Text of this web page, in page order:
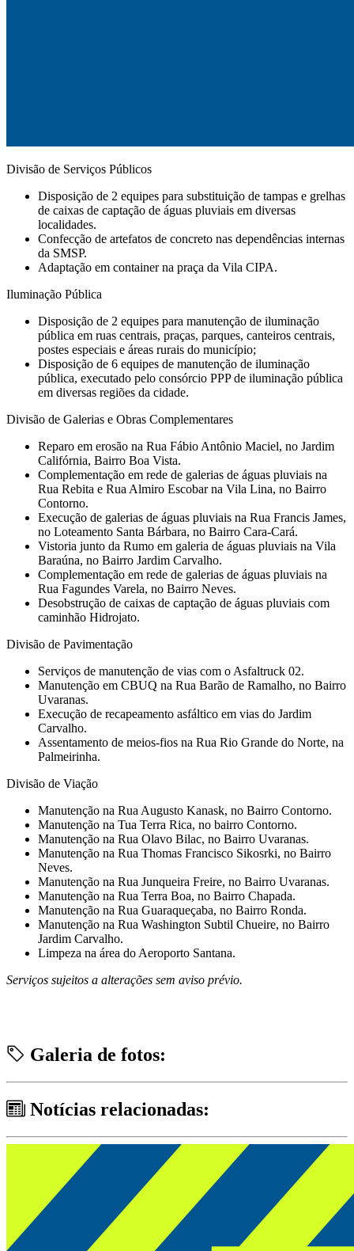
Divisão de Serviços Públicos
Disposição de 2 equipes para substituição de tampas e grelhas
de caixas de captação de águas pluviais em diversas
localidades.
Confecção de artefatos de concreto nas dependências internas
da SMSP.
⁠Adaptação em container na praça da Vila CIPA.
Iluminação Pública
Disposição de 2 equipes para manutenção de iluminação
pública em ruas centrais, praças, parques, canteiros centrais,
postes especiais e áreas rurais do município;
Disposição de 6 equipes de manutenção de iluminação
pública, executado pelo consórcio PPP de iluminação pública
em diversas regiões da cidade.
Divisão de Galerias e Obras Complementares
Reparo em erosão na Rua Fábio Antônio Maciel, no Jardim
Califórnia, Bairro Boa Vista.
⁠Complementação em rede de galerias de águas pluviais na
Rua Rebita e Rua Almiro Escobar na Vila Lina, no Bairro
Contorno.
Execução de galerias de águas pluviais na Rua Francis James,
no Loteamento Santa Bárbara, no Bairro Cara-Cará.⁠
Vistoria junto da Rumo em galeria de águas pluviais na Vila
Baraúna, no Bairro Jardim Carvalho.
Complementação em rede de galerias de águas pluviais na
Rua Fagundes Varela, no Bairro Neves.
Desobstrução de caixas de captação de águas pluviais com
caminhão Hidrojato.
Divisão de Pavimentação
Serviços de manutenção de vias com o Asfaltruck 02.
Manutenção em CBUQ na Rua Barão de Ramalho, no Bairro
Uvaranas.
Execução de recapeamento asfáltico em vias do Jardim
Carvalho.
Assentamento de meios-fios na Rua Rio Grande do Norte, na
Palmeirinha.
Divisão de Viação
Manutenção na Rua Augusto Kanask, no Bairro Contorno.
⁠Manutenção na Tua Terra Rica, no bairro Contorno.
Manutenção na Rua Olavo Bilac, no Bairro Uvaranas.
Manutenção na Rua Thomas Francisco Sikosrki, no Bairro
Neves.
⁠Manutenção na Rua Junqueira Freire, no Bairro Uvaranas.
⁠Manutenção na Rua Terra Boa, no Bairro Chapada.
⁠Manutenção na Rua Guaraqueçaba, no Bairro Ronda.
⁠Manutenção na Rua Washington Subtil Chueire, no Bairro
Jardim Carvalho.
Limpeza na área do Aeroporto Santana.
Serviços sujeitos a alterações sem aviso prévio.
Galeria de fotos:
Notícias relacionadas: